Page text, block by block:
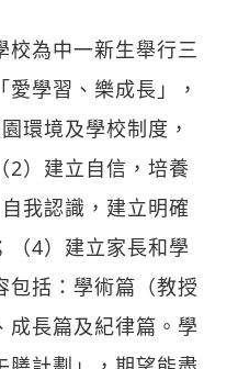
校為中一新生舉行三
學習、樂成長」，
環境及學校制度，
2）建立自信，培養
我認識，建立明確
（4）建立家長和學
包括：學術篇（教授
成長篇及紀律篇。學